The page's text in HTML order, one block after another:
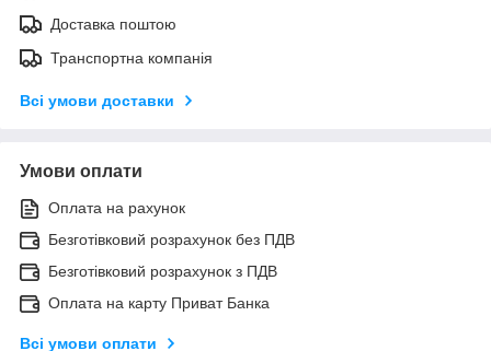
Доставка поштою
Транспортна компанія
Всі умови доставки
Умови оплати
Оплата на рахунок
Безготівковий розрахунок без ПДВ
Безготівковий розрахунок з ПДВ
Оплата на карту Приват Банка
Всі умови оплати